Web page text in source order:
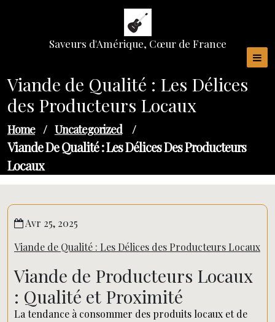
Saveurs d'Amérique, Cœur de France
Viande de Qualité : Les Délices
des Producteurs Locaux
Home / Uncategorized /
Viande De Qualité : Les Délices Des Producteurs
Locaux
Avr 25, 2025
Viande de Qualité : Les Délices des Producteurs Locaux
Viande de Producteurs Locaux
: Qualité et Proximité
La tendance à consommer des produits locaux et de